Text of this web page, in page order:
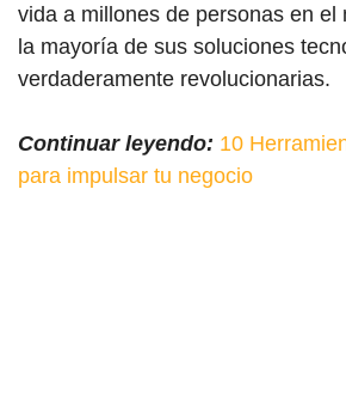
vida a millones de personas en el
la mayoría de sus soluciones
verdaderamente revolucionarias.
Continuar leyendo: 10
para impulsar tu negocio